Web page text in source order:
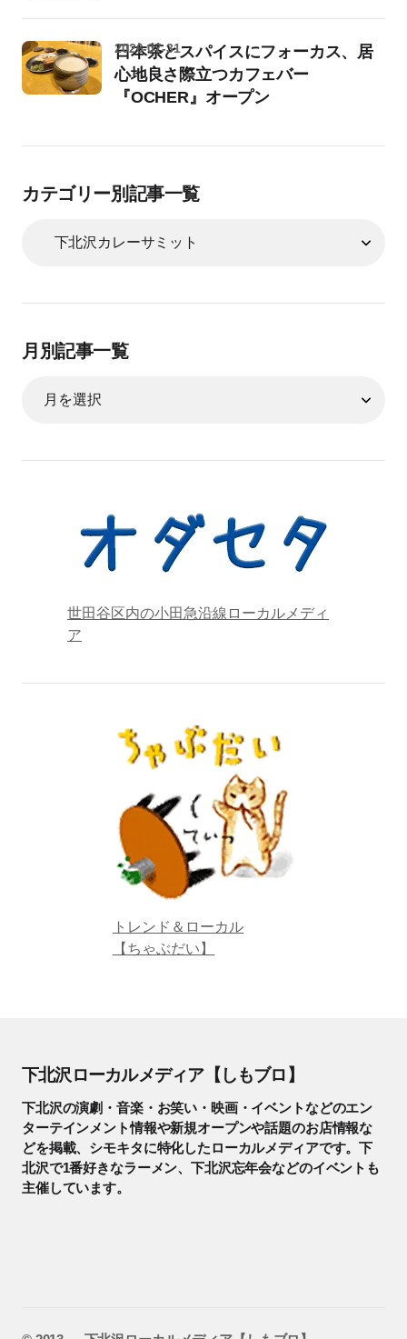
日本茶とスパイスにフォーカス、居
心地良さ際立つカフェバー
『OCHER』オープン
2026-07-31
カテゴリー別記事一覧
月別記事一覧
世田谷区内の小田急沿線ローカルメディ
ア
トレンド＆ローカル
【ちゃぶだい】
下北沢ローカルメディア【しもブロ】
下北沢の演劇・音楽・お笑い・映画・イベントなどのエン
ターテインメント情報や新規オープンや話題のお店情報な
どを掲載、シモキタに特化したローカルメディアです。下
北沢で1番好きなラーメン、下北沢忘年会などのイベントも
主催しています。